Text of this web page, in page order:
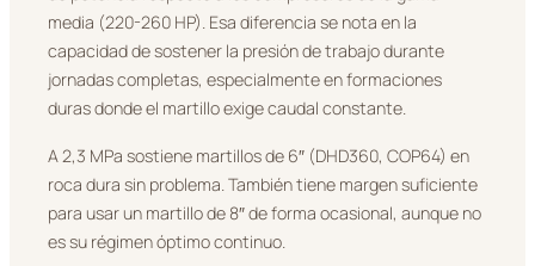
media (220-260 HP). Esa diferencia se nota en la
capacidad de sostener la presión de trabajo durante
jornadas completas, especialmente en formaciones
duras donde el martillo exige caudal constante.
A 2,3 MPa sostiene martillos de 6″ (DHD360, COP64) en
roca dura sin problema. También tiene margen suficiente
para usar un martillo de 8″ de forma ocasional, aunque no
es su régimen óptimo continuo.